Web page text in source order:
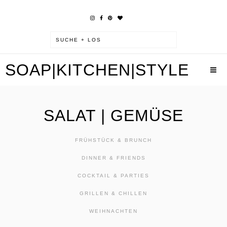
SOAP|KITCHEN|STYLE
SALAT | GEMÜSE
FRÜHSTÜCK & BRUNCH
DINNER & FRIENDS
COCKTAIL & PARTIES
GRILLEN & CHILLEN
WEIHNACHTEN